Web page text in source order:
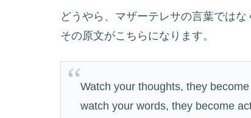
どうやら、マザーテレサの言葉では
その原文がこちらになります。
Watch your thoughts, they
watch your words, they become